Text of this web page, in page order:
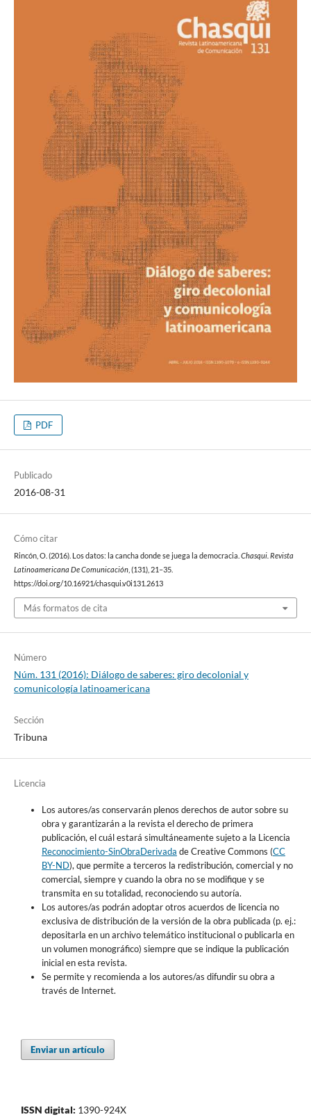
PDF
Publicado
2016-08-31
Cómo citar
Rincón, O. (2016). Los datos: la cancha donde se juega la democracia. Chasqui. Revista
Latinoamericana De Comunicación, (131), 21–35.
https://doi.org/10.16921/chasqui.v0i131.2613
Más formatos de cita
Número
Núm. 131 (2016): Diálogo de saberes: giro decolonial y
comunicología latinoamericana
Sección
Tribuna
Licencia
Los autores/as conservarán plenos derechos de autor sobre su
obra y garantizarán a la revista el derecho de primera
publicación, el cuál estará simultáneamente sujeto a la Licencia
Reconocimiento-SinObraDerivada de Creative Commons (CC
BY-ND), que permite a terceros la redistribución, comercial y no
comercial, siempre y cuando la obra no se modifique y se
transmita en su totalidad, reconociendo su autoría.
Los autores/as podrán adoptar otros acuerdos de licencia no
exclusiva de distribución de la versión de la obra publicada (p. ej.:
depositarla en un archivo telemático institucional o publicarla en
un volumen monográfico) siempre que se indique la publicación
inicial en esta revista.
Se permite y recomienda a los autores/as difundir su obra a
través de Internet.
Enviar un artículo
ISSN digital: 1390-924X